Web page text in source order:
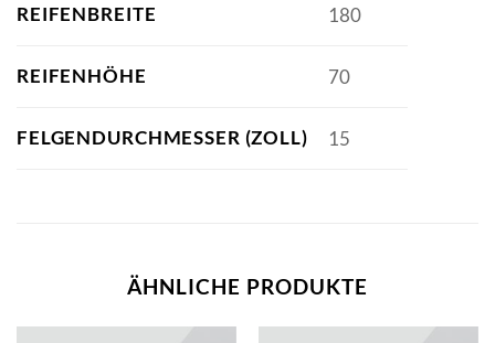
REIFENBREITE 180
REIFENHÖHE 70
FELGENDURCHMESSER (ZOLL) 15
ÄHNLICHE PRODUKTE